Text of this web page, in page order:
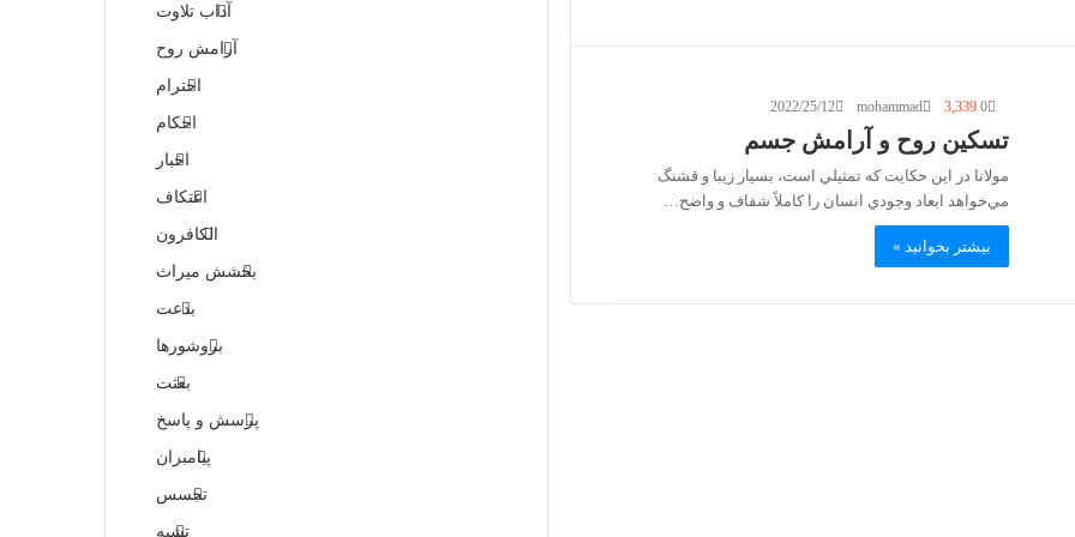
mohammad
2022/25/12 0
تسکین روح و آرامش جسم
مولانا در اين حكايت كه تمثيلي است، بسيار زيبا و قشنگ
مي‌خواهد ابعاد وجودي انسان را كاملاً شفاف و واضح…
بیشتر بخوانید »
آداب تلاوت
آرامش روح
احترام
احکام
اخبار
اعتکاف
الکافرون
بخشش میراث
بدعت
بروشورها
بعثت
پرسش و پاسخ
پیامبران
تجسس
تشبه